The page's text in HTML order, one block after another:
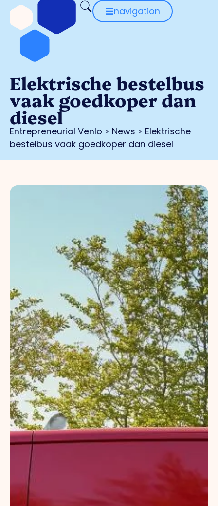
navigation
Elektrische bestelbus
vaak goedkoper dan
diesel
Entrepreneurial Venlo > News > Elektrische
bestelbus vaak goedkoper dan diesel